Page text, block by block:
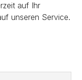
auf Ihr
unseren Service.